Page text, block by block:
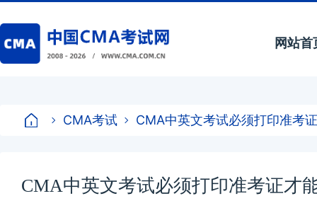
网站首
CMA考试 CMA中英文考试必须打印准考
CMA中英文考试必须打印准考证才